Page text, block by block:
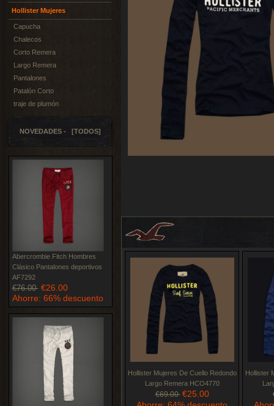
Hollister Mujeres
Capucha
Chalecos
Corto Remera
Largo Remera
Pantalones
Patalón Corto
traje de plumón
NOVEDADES - [TODOS]
Abercrombie Fitch Hombres
Clásico Pantalones deportivos
AF7292
€76.00 €26.00
Ahorre: 66% descuento
Hollister Mujeres De Cuello Redondo
Largo Remera HCO4770
€69.00 €25.00
Hollister